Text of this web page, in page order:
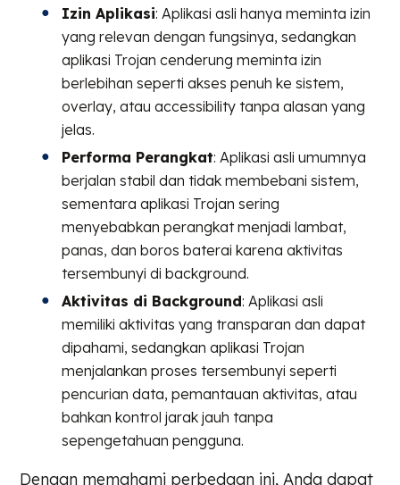
Izin Aplikasi: Aplikasi asli hanya meminta izin
yang relevan dengan fungsinya, sedangkan
aplikasi Trojan cenderung meminta izin
berlebihan seperti akses penuh ke sistem,
overlay, atau accessibility tanpa alasan yang
jelas.
Performa Perangkat: Aplikasi asli umumnya
berjalan stabil dan tidak membebani sistem,
sementara aplikasi Trojan sering
menyebabkan perangkat menjadi lambat,
panas, dan boros baterai karena aktivitas
tersembunyi di background.
Aktivitas di Background: Aplikasi asli
memiliki aktivitas yang transparan dan dapat
dipahami, sedangkan aplikasi Trojan
menjalankan proses tersembunyi seperti
pencurian data, pemantauan aktivitas, atau
bahkan kontrol jarak jauh tanpa
sepengetahuan pengguna.
Dengan memahami perbedaan ini, Anda dapat